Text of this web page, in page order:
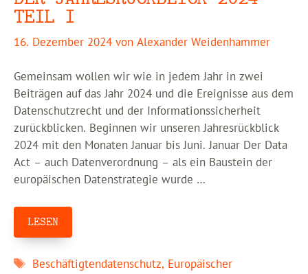
TEIL I
16. Dezember 2024 von Alexander Weidenhammer
Gemeinsam wollen wir wie in jedem Jahr in zwei
Beiträgen auf das Jahr 2024 und die Ereignisse aus dem
Datenschutzrecht und der Informationssicherheit
zurückblicken. Beginnen wir unseren Jahresrückblick
2024 mit den Monaten Januar bis Juni. Januar Der Data
Act – auch Datenverordnung – als ein Baustein der
europäischen Datenstrategie wurde …
LESEN
Schlagwörter
Beschäftigtendatenschutz, Europäischer